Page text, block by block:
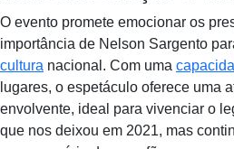
O evento promete emocionar os
importância de Nelson Sargento
cultura nacional. Com uma
lugares, o espetáculo oferece uma
envolvente, ideal para vivenciar o
que nos deixou em 2021, mas